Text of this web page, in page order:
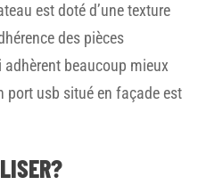
est doté d’une texture
des pièces
beaucoup mieux
port usb situé en façade est